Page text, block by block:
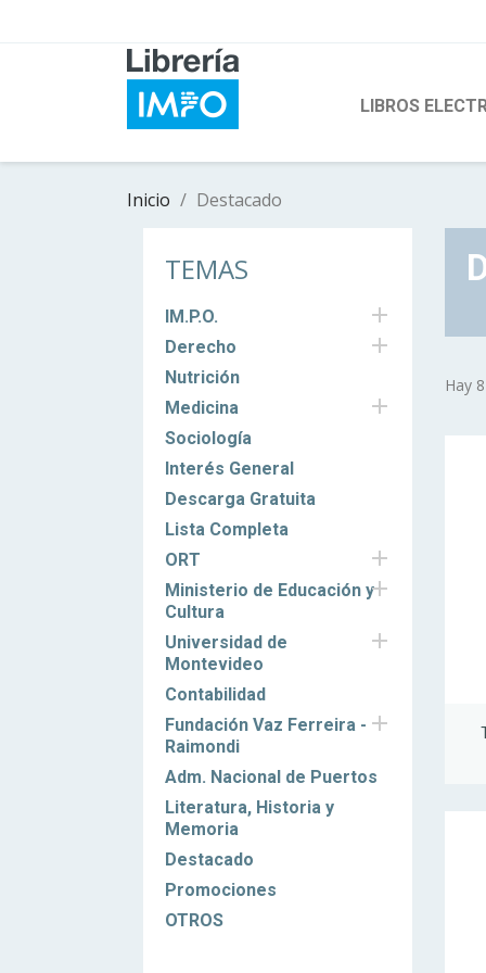
LIBROS
Inicio Destacado
TEMAS
IM.P.O. 
Derecho 
Nutrición
Medicina

Sociología
Interés General
Descarga Gratuita
Lista Completa
ORT

Ministerio de Educación y
Cultura

Universidad de
Montevideo

Contabilidad
Fundación Vaz Ferreira -
Raimondi

Adm. Nacional de Puertos
Literatura, Historia y
Memoria
Destacado
Promociones
OTROS
Hay